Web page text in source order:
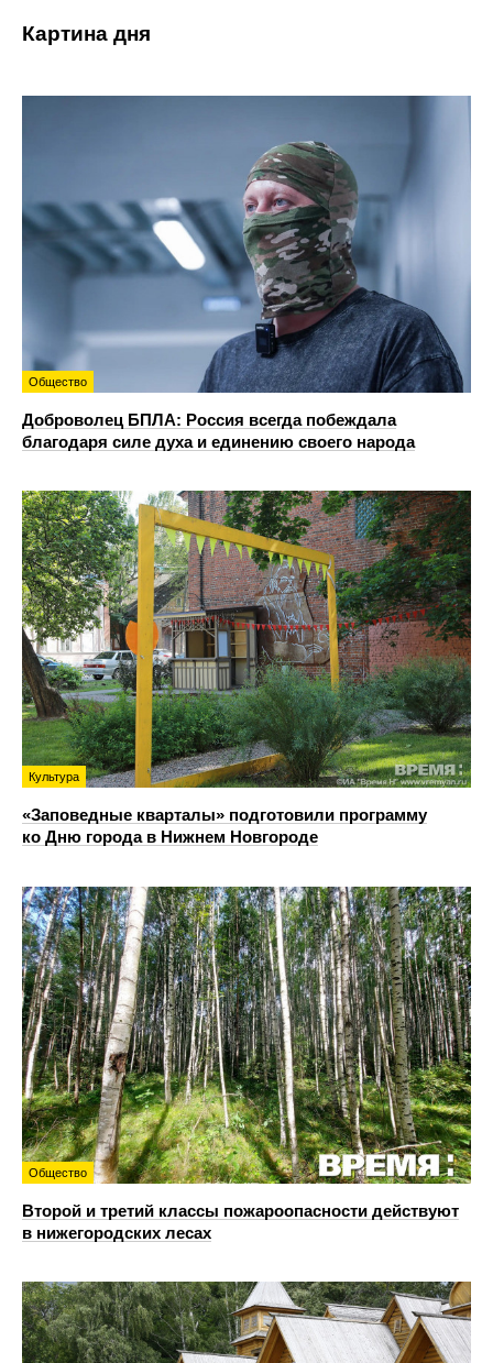
Картина дня
Общество
Доброволец БПЛА: Россия всегда побеждала
благодаря силе духа и единению своего народа
Культура
«Заповедные кварталы» подготовили программу
ко Дню города в Нижнем Новгороде
Общество
Второй и третий классы пожароопасности действуют
в нижегородских лесах